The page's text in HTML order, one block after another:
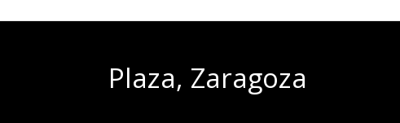
Plaza, Zaragoza